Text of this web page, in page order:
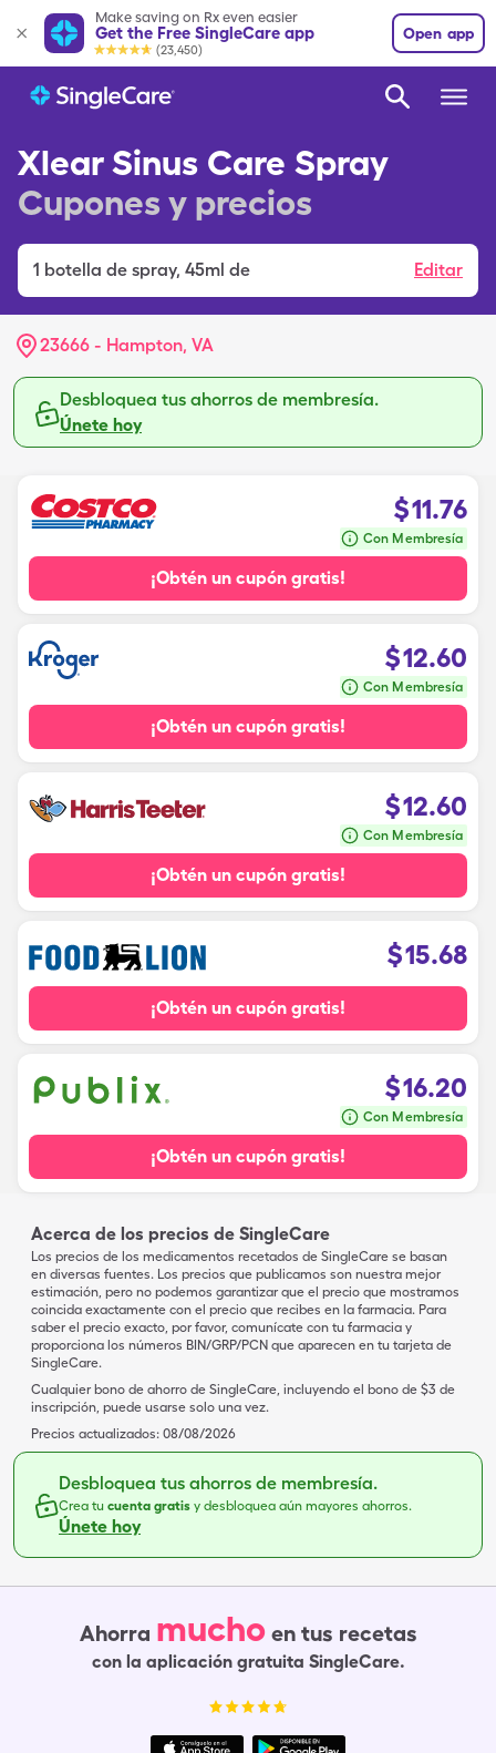
Make saving on Rx even easier
Get the Free SingleCare app
(23,450)
Open app
Xlear Sinus Care Spray
Cupones y precios
1 botella de spray, 45ml de Editar
23666 - Hampton, VA
Desbloquea tus ahorros de membresía.
Únete hoy
$11.76
Con Membresía
¡Obtén un cupón gratis!
$12.60
Con Membresía
¡Obtén un cupón gratis!
$12.60
Con Membresía
¡Obtén un cupón gratis!
$15.68
¡Obtén un cupón gratis!
$16.20
Con Membresía
¡Obtén un cupón gratis!
Acerca de los precios de SingleCare
Los precios de los medicamentos recetados de SingleCare se basan
en diversas fuentes. Los precios que publicamos son nuestra mejor
estimación, pero no podemos garantizar que el precio que mostramos
coincida exactamente con el precio que recibes en la farmacia. Para
saber el precio exacto, por favor, comunícate con tu farmacia y
proporciona los números BIN/GRP/PCN que aparecen en tu tarjeta de
SingleCare.
Cualquier bono de ahorro de SingleCare, incluyendo el bono de $3 de
inscripción, puede usarse solo una vez.
Precios actualizados: 08/08/2026
Desbloquea tus ahorros de membresía.
Crea tu cuenta gratis y desbloquea aún mayores ahorros.
Únete hoy
Ahorra mucho en tus recetas
con la aplicación gratuita SingleCare.